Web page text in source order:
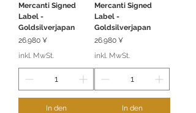
Mercanti Signed
Label -
Goldsilverjapan
Preis
26.980 ¥
inkl. MwSt.
In den
Mercanti Signed
Label -
Goldsilverjapan
Preis
26.980 ¥
inkl. MwSt.
In den